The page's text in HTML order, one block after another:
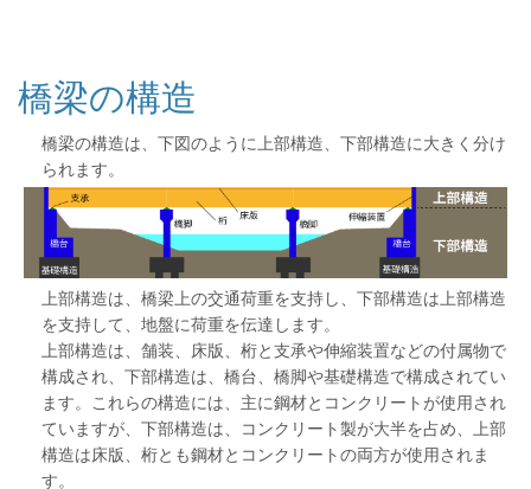
橋梁の構造
橋梁の構造は、下図のように上部構造、下部構造に大きく分け
られます。
上部構造は、橋梁上の交通荷重を支持し、下部構造は上部構造
を支持して、地盤に荷重を伝達します。
上部構造は、舗装、床版、桁と支承や伸縮装置などの付属物で
構成され、下部構造は、橋台、橋脚や基礎構造で構成されてい
ます。これらの構造には、主に鋼材とコンクリートが使用され
ていますが、下部構造は、コンクリート製が大半を占め、上部
構造は床版、桁とも鋼材とコンクリートの両方が使用されま
す。